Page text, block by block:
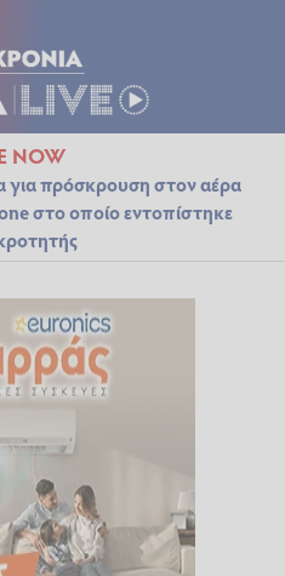
NOW
για πρόσκρουση στον αέρα
στο οποίο εντοπίστηκε